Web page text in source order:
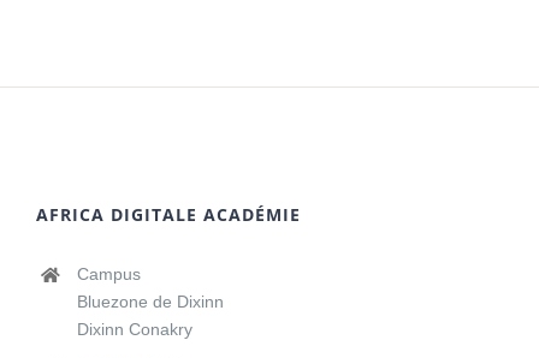
AFRICA DIGITALE ACADÉMIE
Campus
Bluezone de Dixinn
Dixinn Conakry